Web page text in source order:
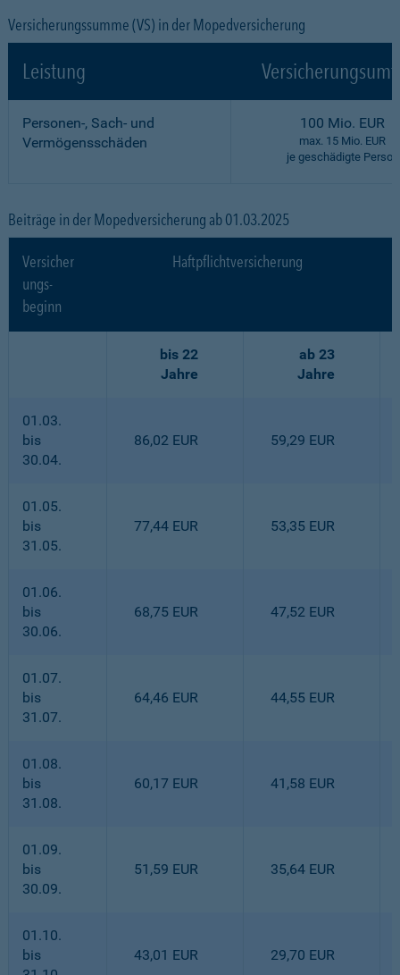
Versicherungssumme (VS) in der Mopedversicherung
Leistung
Personen-, Sach- und
Vermögensschäden
100 Mio. EUR
max. 15 Mio. EUR
je geschädigte Person
Beiträge in der Mopedversicherung ab 01.03.2025
Versicher
ungs-
beginn
Haftpflichtversicherung
bis 22
Jahre
ab 23
Jahre
01.03.
bis
30.04.
86,02 EUR 59,29 EUR
01.05.
bis
31.05.
77,44 EUR 53,35 EUR
01.06.
bis
30.06.
68,75 EUR 47,52 EUR
01.07.
bis
31.07.
64,46 EUR 44,55 EUR
01.08.
bis
31.08.
60,17 EUR 41,58 EUR
01.09.
bis
30.09.
51,59 EUR 35,64 EUR
01.10.
bis
43,01 EUR 29,70 EUR